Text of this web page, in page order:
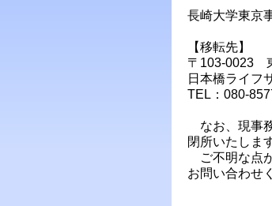
長崎大学東京
【移転先】
〒103-0023
日本橋ライフ
TEL：080-
なお、現事
閉所いたしま
ご不明な点
お問い合わせ